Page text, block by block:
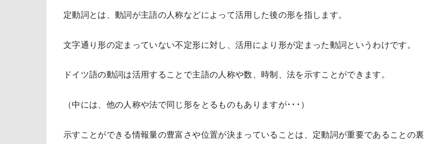
定動詞とは、動詞が主語の人称などによって活用した後の形を指します。
文字通り形の定まっていない不定形に対し、活用により形が定まった動詞というわけです。
ドイツ語の動詞は活用することで主語の人称や数、時制、法を示すことができます。
（中には、他の人称や法で同じ形をとるものもありますが･･･）
示すことができる情報量の豊富さや位置が決まっていることは、定動詞が重要であることの裏